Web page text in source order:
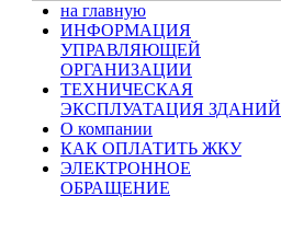
на главную
ИНФОРМАЦИЯ
УПРАВЛЯЮЩЕЙ
ОРГАНИЗАЦИИ
ТЕХНИЧЕСКАЯ
ЭКСПЛУАТАЦИЯ ЗДАНИЙ
О компании
КАК ОПЛАТИТЬ ЖКУ
ЭЛЕКТРОННОЕ
ОБРАЩЕНИЕ